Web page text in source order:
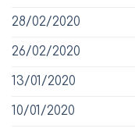
28/02/2020
26/02/2020
13/01/2020
10/01/2020